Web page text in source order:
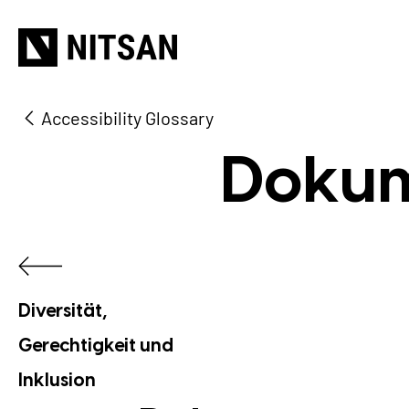
Accessibility Glossary
Diversität,
Gerechtigkeit und
Inklusion